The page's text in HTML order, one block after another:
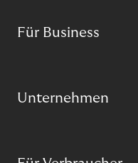
Für Business
Unternehmen